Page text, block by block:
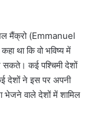
मैंक्रो (Emmanuel
था कि वो भविष्य में
सकते। कई पश्चिमी देशों
देशों ने इस पर अपनी
वाले देशों में शामिल